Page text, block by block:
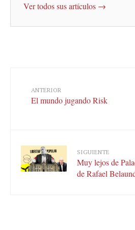
Ver todos sus artículos →
ANTERIOR
El mundo jugando Risk
SIGUIENTE
Muy lejos de
de Rafael